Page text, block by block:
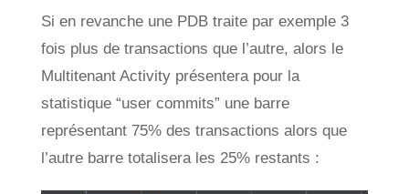
Si en revanche une PDB traite par exemple 3
fois plus de transactions que l’autre, alors le
Multitenant Activity présentera pour la
statistique “user commits” une barre
représentant 75% des transactions alors que
l’autre barre totalisera les 25% restants :